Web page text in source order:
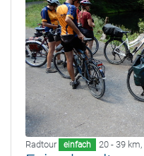
Radtour einfach 20 - 39 km,